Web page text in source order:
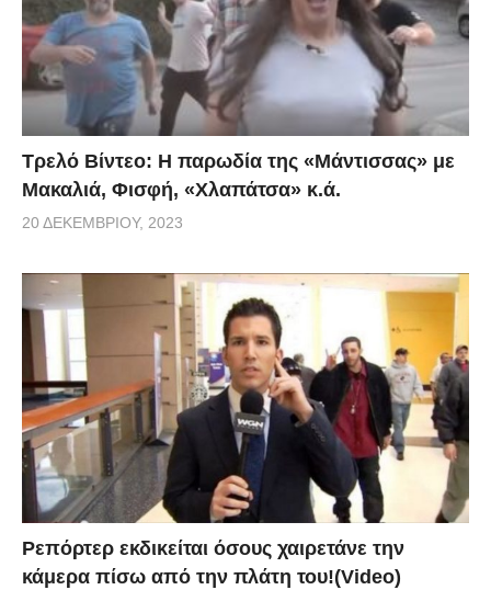
Τρελό Βίντεο: H παρωδία της «Μάντισσας» με
Μακαλιά, Φισφή, «Χλαπάτσα» κ.ά.
20 ΔΕΚΕΜΒΡΊΟΥ, 2023
Ρεπόρτερ εκδικείται όσους χαιρετάνε την
κάμερα πίσω από την πλάτη του!(Video)